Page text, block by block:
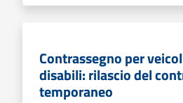
Contrassegno per
disabili: rilascio del
temporaneo